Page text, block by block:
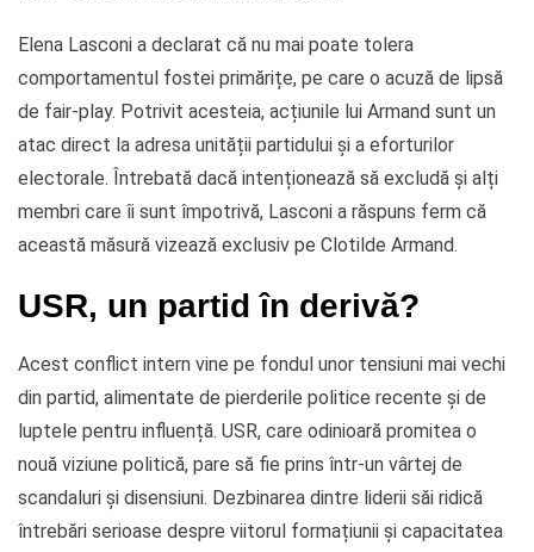
Elena Lasconi a declarat că nu mai poate tolera
comportamentul fostei primărițe, pe care o acuză de lipsă
de fair-play. Potrivit acesteia, acțiunile lui Armand sunt un
atac direct la adresa unității partidului și a eforturilor
electorale. Întrebată dacă intenționează să excludă și alți
membri care îi sunt împotrivă, Lasconi a răspuns ferm că
această măsură vizează exclusiv pe Clotilde Armand.
USR, un partid în derivă?
Acest conflict intern vine pe fondul unor tensiuni mai vechi
din partid, alimentate de pierderile politice recente și de
luptele pentru influență. USR, care odinioară promitea o
nouă viziune politică, pare să fie prins într-un vârtej de
scandaluri și disensiuni. Dezbinarea dintre liderii săi ridică
întrebări serioase despre viitorul formațiunii și capacitatea